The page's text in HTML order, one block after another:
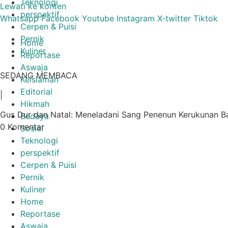
Lewati ke konten
Whatsapp Facebook Youtube Instagram X-twitter Tiktok
Home
Reportase
Aswaja
Keislaman
Editorial
Hikmah
Budaya
Sosial
Teknologi
perspektif
Cerpen & Puisi
Pernik
Kuliner
Home
Reportase
Aswaja
Teknologi
perspektif
Cerpen & Puisi
Pernik
Kuliner
SEDANG MEMBACA
Gus Dur dan Natal: Meneladani Sang Penenun Kerukunan
0 Komentar